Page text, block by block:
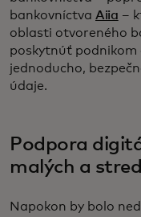
bankovníctva Aiia –
oblasti otvoreného
poskytnúť
jednoducho,
údaje.
Podpora
malých a
Napokon by bolo